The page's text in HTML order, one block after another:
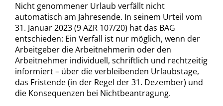
Nicht genommener Urlaub verfällt nicht
automatisch am Jahresende. In seinem Urteil vom
31. Januar 2023 (9 AZR 107/20) hat das BAG
entschieden: Ein Verfall ist nur möglich, wenn der
Arbeitgeber die Arbeitnehmerin oder den
Arbeitnehmer individuell, schriftlich und rechtzeitig
informiert – über die verbleibenden Urlaubstage,
das Fristende (in der Regel der 31. Dezember) und
die Konsequenzen bei Nichtbeantragung.